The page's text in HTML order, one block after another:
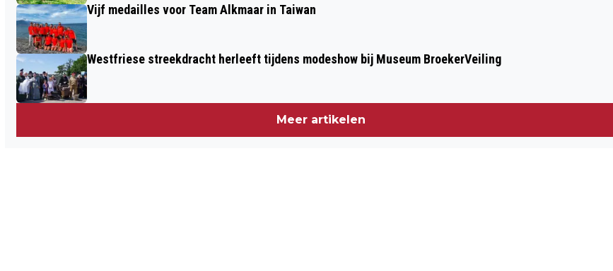
Vijf medailles voor Team Alkmaar in Taiwan
Westfriese streekdracht herleeft tijdens modeshow bij Museum BroekerVeiling
Meer artikelen